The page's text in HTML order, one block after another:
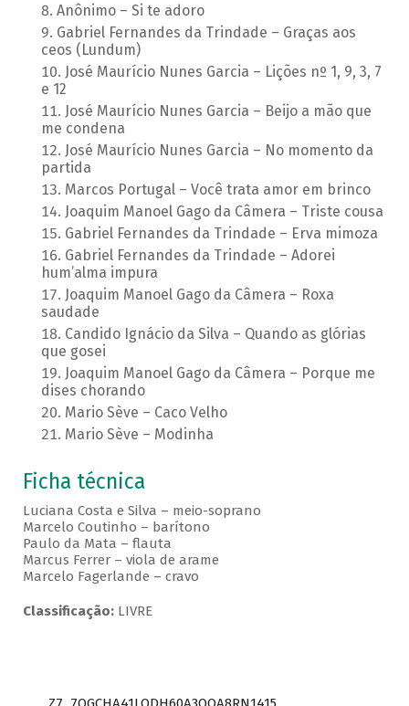
Anônimo – Si te adoro
Gabriel Fernandes da Trindade – Graças aos
ceos (Lundum)
José Maurício Nunes Garcia – Lições nº 1, 9, 3, 7
e 12
José Maurício Nunes Garcia – Beijo a mão que
me condena
José Maurício Nunes Garcia – No momento da
partida
Marcos Portugal – Você trata amor em brinco
Joaquim Manoel Gago da Câmera – Triste cousa
Gabriel Fernandes da Trindade – Erva mimoza
Gabriel Fernandes da Trindade – Adorei
hum’alma impura
Joaquim Manoel Gago da Câmera – Roxa
saudade
Candido Ignácio da Silva – Quando as glórias
que gosei
Joaquim Manoel Gago da Câmera – Porque me
dises chorando
Mario Sève – Caco Velho
Mario Sève – Modinha
Ficha técnica
Luciana Costa e Silva – meio-soprano
Marcelo Coutinho – barítono
Paulo da Mata – flauta
Marcus Ferrer – viola de arame
Marcelo Fagerlande – cravo
Classificação:LIVRE